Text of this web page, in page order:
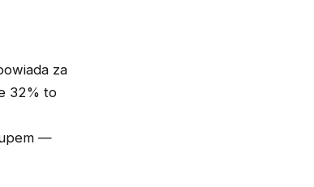
za
32% to
—